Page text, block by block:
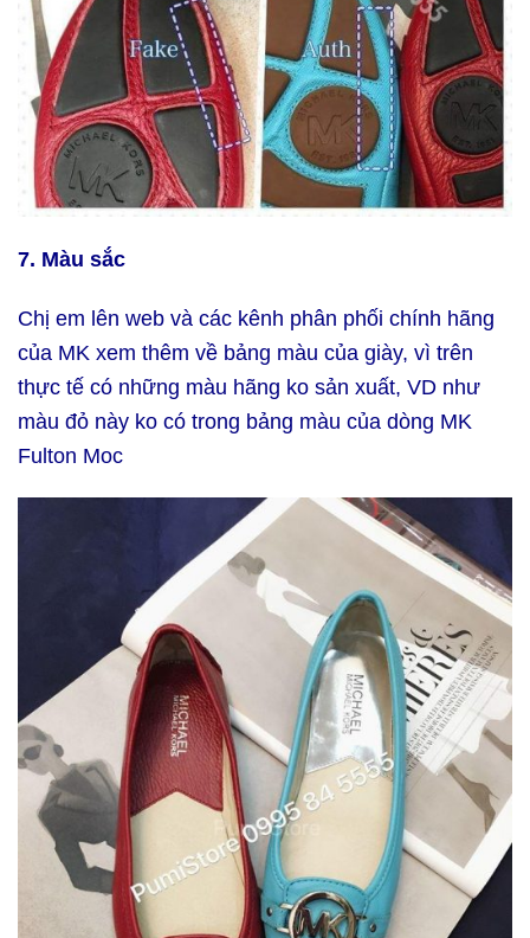
7. Màu sắc
Chị em lên web và các kênh phân phối chính hãng
của MK xem thêm về bảng màu của giày, vì trên
thực tế có những màu hãng ko sản xuất, VD như
màu đỏ này ko có trong bảng màu của dòng MK
Fulton Moc